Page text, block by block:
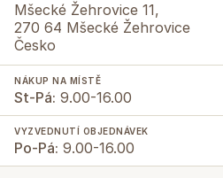
Mšecké Žehrovice 11,
270 64 Mšecké Žehrovice
Česko
NÁKUP NA MÍSTĚ
St-Pá: 9.00-16.00
VYZVEDNUTÍ OBJEDNÁVEK
Po-Pá: 9.00-16.00